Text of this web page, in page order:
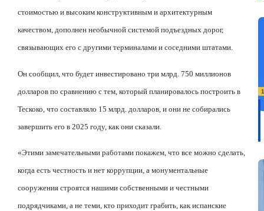
стоимостью и высоким конструктивным и архитектурным
качеством, дополнен необычной системой подъездных дорог,
связывающих его с другими терминалами и соседними штатами.
Он сообщил, что будет инвестировано три млрд. 750 миллионов
долларов по сравнению с тем, который планировалось построить в
Тескоко, что составляло 15 млрд. долларов, и они не собирались
завершить его в 2025 году, как они сказали.
«Этими замечательными работами покажем, что все можно сделать,
когда есть честность и нет коррупции, а монументальные
сооружения строятся нашими собственными и честными
подрядчиками, а не теми, кто приходит грабить, как испанские